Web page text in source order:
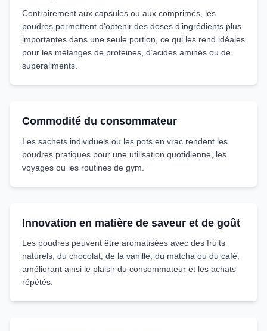
Contrairement aux capsules ou aux comprimés, les
poudres permettent d’obtenir des doses d’ingrédients plus
importantes dans une seule portion, ce qui les rend idéales
pour les mélanges de protéines, d’acides aminés ou de
superaliments.
Commodité du consommateur
Les sachets individuels ou les pots en vrac rendent les
poudres pratiques pour une utilisation quotidienne, les
voyages ou les routines de gym.
Innovation en matière de saveur et de goût
Les poudres peuvent être aromatisées avec des fruits
naturels, du chocolat, de la vanille, du matcha ou du café,
améliorant ainsi le plaisir du consommateur et les achats
répétés.